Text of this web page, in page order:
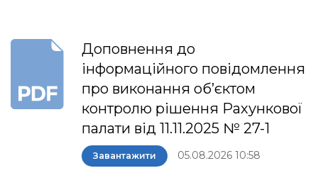
Доповнення до
інформаційного повідомлення
про виконання об’єктом
контролю рішення Рахункової
палати від 11.11.2025 № 27-1
Завантажити 05.08.2026 10:58